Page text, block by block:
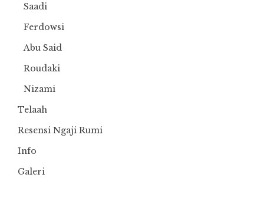
Saadi
Ferdowsi
Abu Said
Roudaki
Nizami
Telaah
Resensi Ngaji Rumi
Info
Galeri